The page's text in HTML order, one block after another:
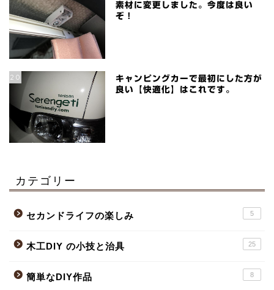
素材に変更しました。今度は良い
ぞ！
20
キャンピングカーで最初にした方が
良い【快適化】はこれです。
カテゴリー
セカンドライフの楽しみ 5
木工DIY の小技と治具 25
簡単なDIY作品 8